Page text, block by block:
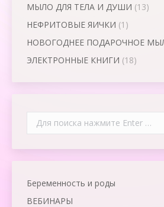
МЫЛО ДЛЯ ТЕЛА И ДУШИ (13)
НЕФРИТОВЫЕ ЯИЧКИ (1)
НОВОГОДНЕЕ ПОДАРОЧНОЕ
ЭЛЕКТРОННЫЕ КНИГИ (18)
Search:
Беременность и роды
ВЕБИНАРЫ